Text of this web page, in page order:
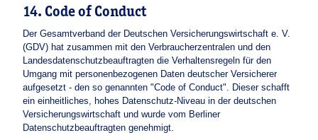
14. Code of Conduct
Der Gesamtverband der Deutschen Versicherungswirtschaft e. V.
(GDV) hat zusammen mit den Verbraucherzentralen und den
Landesdatenschutzbeauftragten die Verhaltensregeln für den
Umgang mit personenbezogenen Daten deutscher Versicherer
aufgesetzt - den so genannten "Code of Conduct". Dieser schafft
ein einheitliches, hohes Datenschutz-Niveau in der deutschen
Versicherungswirtschaft und wurde vom Berliner
Datenschutzbeauftragten genehmigt.